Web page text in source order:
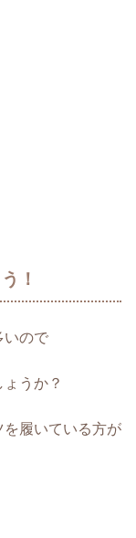
！
いので
うか？
履いている方が